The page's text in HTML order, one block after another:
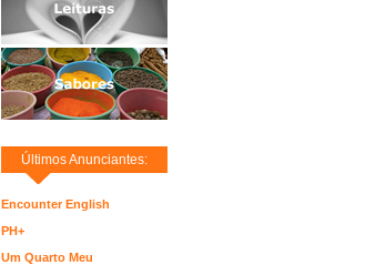
Últimos Anunciantes:
Encounter English
PH+
Um Quarto Meu